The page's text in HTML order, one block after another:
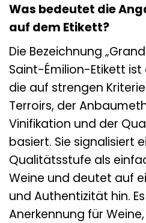
Was bedeutet die
auf dem Etikett?
Die Bezeichnung
Saint-Émilion-Etikett ist
die auf strengen
Terroirs, der
Vinifikation und der
basiert. Sie signalisiert
Qualitätsstufe als
Weine und deutet auf
und Authentizität hin.
Anerkennung für